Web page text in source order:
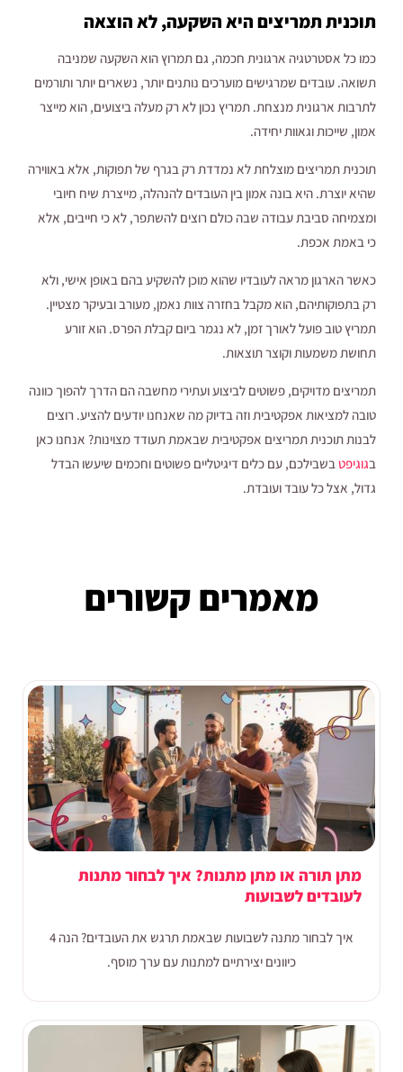
תוכנית תמריצים היא השקעה, לא הוצאה
כמו כל אסטרטגיה ארגונית חכמה, גם תמרוץ הוא השקעה שמניבה
תשואה. עובדים שמרגישים מוערכים נותנים יותר, נשארים יותר ותורמים
לתרבות ארגונית מנצחת. תמריץ נכון לא רק מעלה ביצועים, הוא מייצר
אמון, שייכות וגאוות יחידה.
תוכנית תמריצים מוצלחת לא נמדדת רק בגרף של תפוקות, אלא באווירה
שהיא יוצרת. היא בונה אמון בין העובדים להנהלה, מייצרת שיח חיובי
ומצמיחה סביבת עבודה שבה כולם רוצים להשתפר, לא כי חייבים, אלא
כי באמת אכפת.
כאשר הארגון מראה לעובדיו שהוא מוכן להשקיע בהם באופן אישי, ולא
רק בתפוקותיהם, הוא מקבל בחזרה צוות נאמן, מעורב ובעיקר מצטיין.
תמריץ טוב פועל לאורך זמן, לא נגמר ביום קבלת הפרס. הוא זורע
תחושת משמעות וקוצר תוצאות.
תמריצים מדויקים, פשוטים לביצוע ועתירי מחשבה הם הדרך להפוך כוונה
טובה למציאות אפקטיבית וזה בדיוק מה שאנחנו יודעים להציע. רוצים
לבנות תוכנית תמריצים אפקטיבית שבאמת תעודד מצוינות? אנחנו כאן
בגוגיפטבשבילכם, עם כלים דיגיטליים פשוטים וחכמים שיעשו הבדל
גדול, אצל כל עובד ועובדת.
מאמרים קשורים
מתן תורה או מתן מתנות? איך לבחור מתנות
לעובדים לשבועות
איך לבחור מתנה לשבועות שבאמת תרגש את העובדים? הנה 4
כיוונים יצירתיים למתנות עם ערך מוסף.